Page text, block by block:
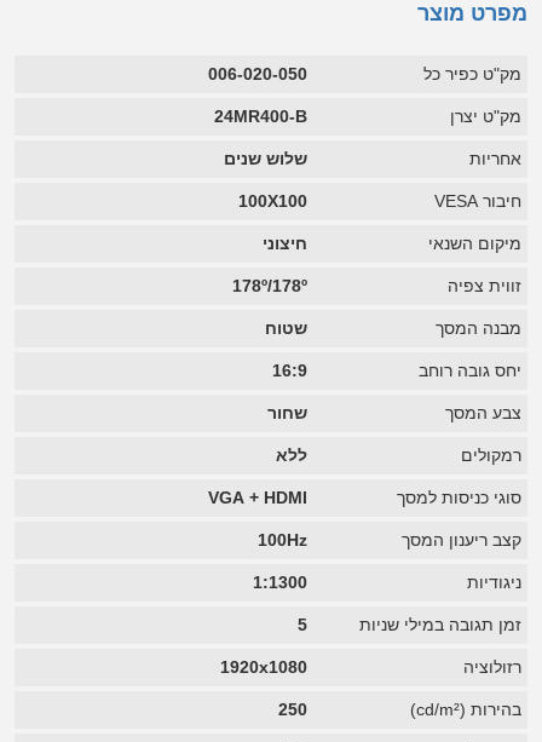
מפרט מוצר
מק"ט כפיר כל 006-020-050
מק"ט יצרן 24MR400-B
אחריות שלוש שנים
חיבור VESA 100X100
מיקום השנאי חיצוני
זווית צפיה 178º/178º
מבנה המסך שטוח
יחס גובה רוחב 16:9
צבע המסך שחור
רמקולים ללא
סוגי כניסות למסך VGA + HDMI
קצב ריענון המסך 100Hz
ניגודיות 1:1300
זמן תגובה במילי שניות 5
רזולוציה 1920x1080
בהירות (cd/m²) 250